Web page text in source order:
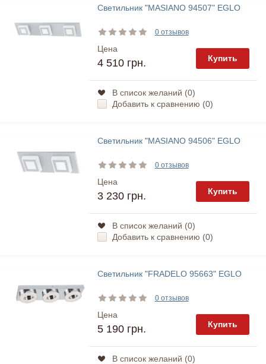
Светильник "MASIANO 94507" EGLO
0 отзывов
Цена
4 510 грн. Купить
В список желаний (0)
Добавить к сравнению (0)
Светильник "MASIANO 94506" EGLO
0 отзывов
Цена
3 230 грн. Купить
В список желаний (0)
Добавить к сравнению (0)
Светильник "FRADELO 95663" EGLO
0 отзывов
Цена
5 190 грн. Купить
В список желаний (0)